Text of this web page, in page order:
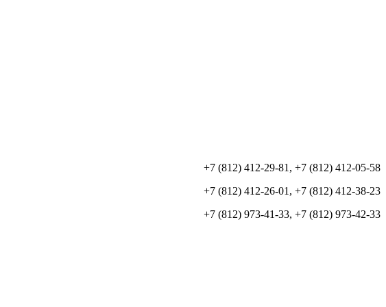
+7 (812) 412-29-81, +7 (812) 412-05-58
+7 (812) 412-26-01, +7 (812) 412-38-23
+7 (812) 973-41-33, +7 (812) 973-42-33